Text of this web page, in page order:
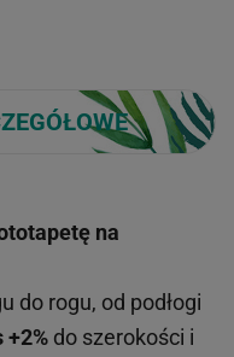
na
do rogu, od podłogi
+2% do szerokości i